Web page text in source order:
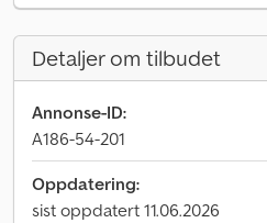
Detaljer om tilbudet
Annonse-ID:
A186-54-201
Oppdatering:
sist oppdatert 11.06.2026